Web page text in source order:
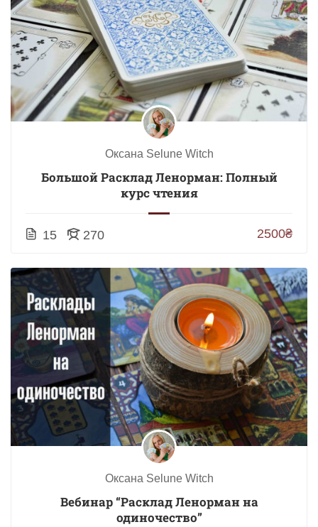
Оксана Selune Witch
Большой Расклад Ленорман: Полный
курс чтения
15 270 2500₴
Оксана Selune Witch
Вебинар “Расклад Ленорман на
одиночество”